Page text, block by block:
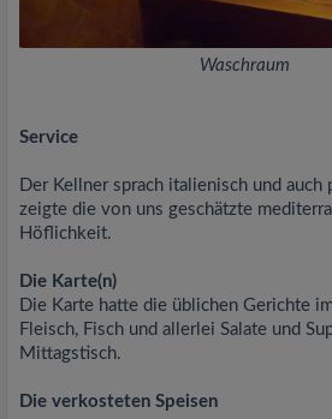
Waschraum
Service
Der Kellner sprach italienisch und
zeigte die von uns geschätzte
Höflichkeit.
Die Karte(n)
Die Karte hatte die üblichen Gerichte
Fleisch, Fisch und allerlei Salate und
Mittagstisch.
Die verkosteten Speisen